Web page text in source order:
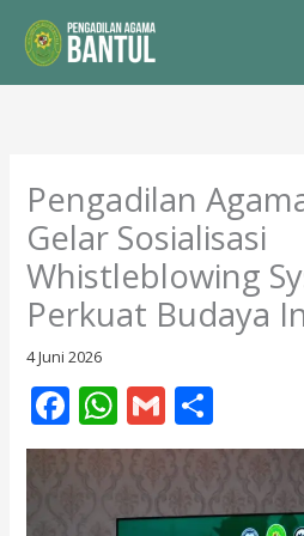
konten
Pengadilan
Gelar Sosialisasi
Whistleblowing
Perkuat Budaya
4 Juni 2026
F
ac
b
W
h
at
s
G
m
ai
l
h
ar
e